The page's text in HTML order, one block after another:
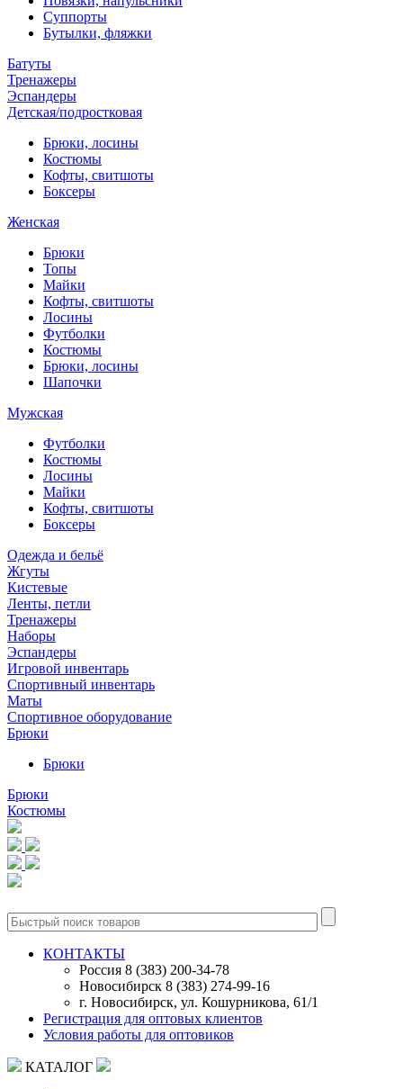
Суппорты
Бутылки, фляжки
Батуты
Тренажеры
Эспандеры
Детская/подростковая
Брюки, лосины
Костюмы
Кофты, свитшоты
Боксеры
Женская
Брюки
Топы
Майки
Кофты, свитшоты
Лосины
Футболки
Костюмы
Брюки, лосины
Шапочки
Мужская
Футболки
Костюмы
Лосины
Майки
Кофты, свитшоты
Боксеры
Одежда и бельё
Жгуты
Кистевые
Ленты, петли
Тренажеры
Наборы
Эспандеры
Игровой инвентарь
Спортивный инвентарь
Маты
Спортивное оборудование
Брюки
Брюки
Брюки
Костюмы
КОНТАКТЫ
Россия 8 (383) 200-34-78
Новосибирск 8 (383) 274-99-16
г. Новосибирск, ул. Кошурникова, 61/1
Регистрация для оптовых клиентов
Условия работы для оптовиков
КАТАЛОГ